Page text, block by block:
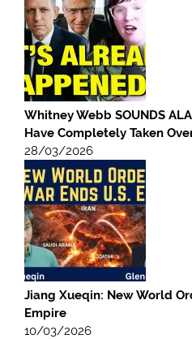
Whitney Webb SOUNDS
Have Completely Taken
28/03/2026
Jiang Xueqin: New World
Empire
10/03/2026